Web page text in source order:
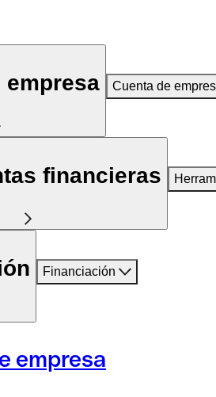
empresa Cuenta de
financieras
Financiación
empresa